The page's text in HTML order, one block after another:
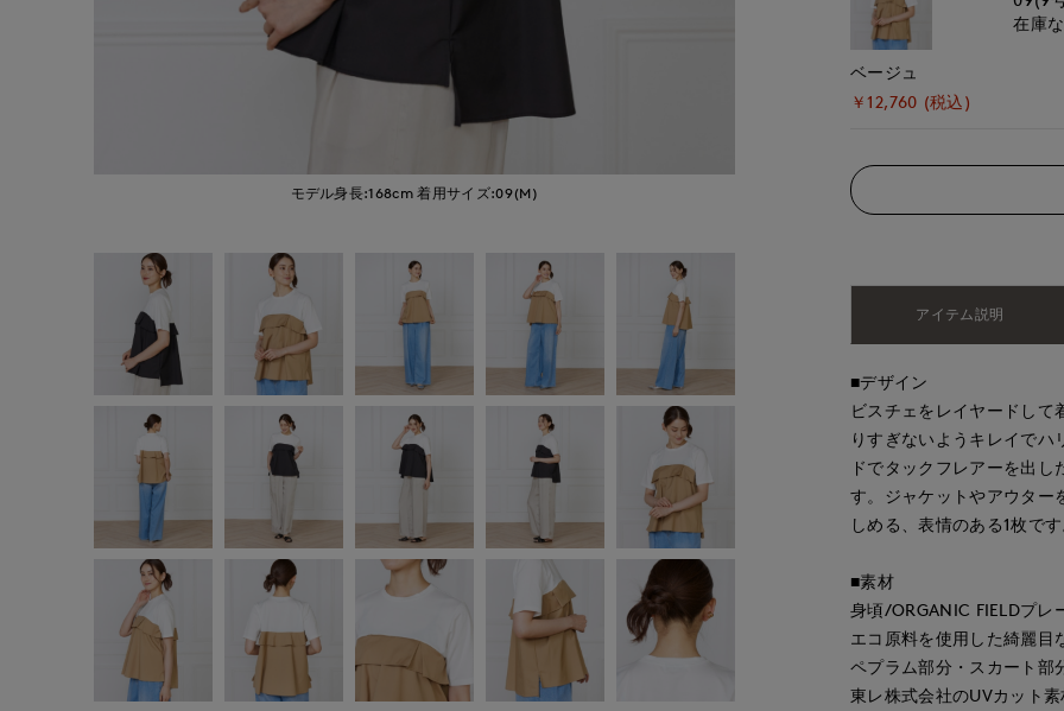
モデル身長:168cm 着用サイズ:09(M)
ベージュ
￥12,760 (税込)
在庫
アイテム説明
■デザイン
ビスチェをレイヤードして
りすぎないようキレイでハ
ドでタックフレアーを出
す。ジャケットやアウター
しめる、表情のある1枚です
■素材
身頃/ORGANIC FIELDプレ
エコ原料を使用した綺麗目
ペプラム部分・スカート部
東レ株式会社のUVカット